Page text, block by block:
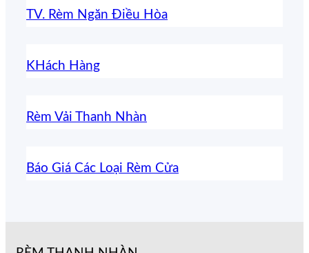
TV. Rèm Ngăn Điều Hòa
KHách Hàng
Rèm Vải Thanh Nhàn
Báo Giá Các Loại Rèm Cửa